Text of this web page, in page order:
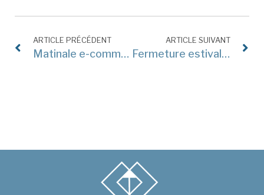
ARTICLE PRÉCÉDENT
Matinale e-commerce
ARTICLE SUIVANT
Fermeture estivale du cabinet : Quelques conseils pour gérer vos affaires cet été